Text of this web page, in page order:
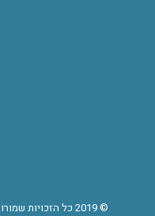
© 2019 כל